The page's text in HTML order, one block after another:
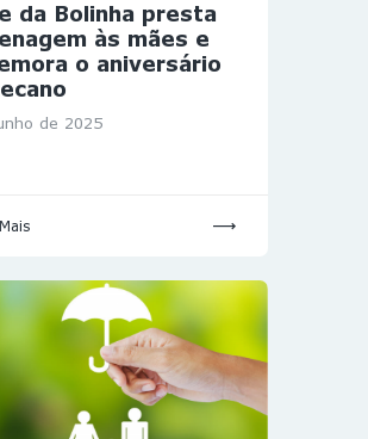
da Bolinha presta
às mães e
o aniversário
de 2025